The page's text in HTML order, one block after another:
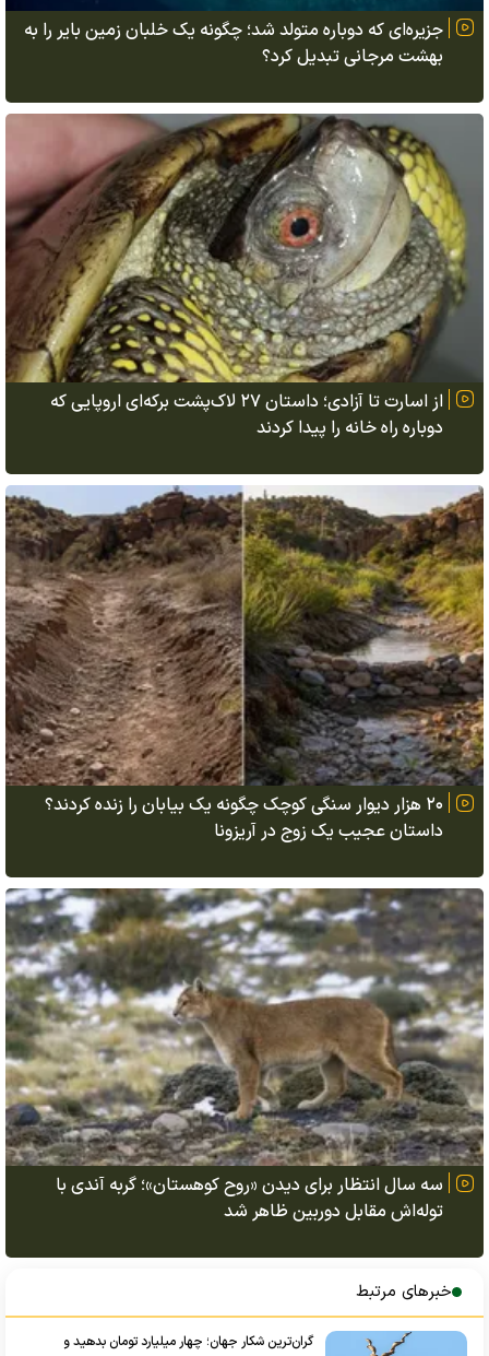
جزیره‌ای که دوباره متولد شد؛ چگونه یک خلبان زمین بایر را به
بهشت مرجانی تبدیل کرد؟
از اسارت تا آزادی؛ داستان ۲۷ لاک‌پشت برکه‌ای اروپایی که
دوباره راه خانه را پیدا کردند
۲۰ هزار دیوار سنگی کوچک چگونه یک بیابان را زنده کردند؟
داستان عجیب یک زوج در آریزونا
سه سال انتظار برای دیدن «روح کوهستان»؛ گربه آندی با
توله‌اش مقابل دوربین ظاهر شد
خبرهای مرتبط
گران‌ترین شکار جهان؛ چهار میلیارد تومان بدهید و